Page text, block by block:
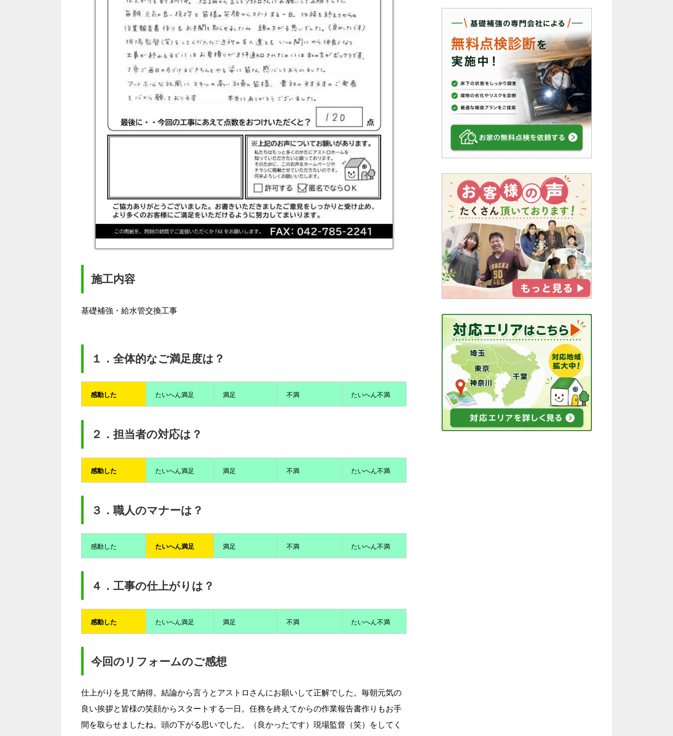
施工内容
基礎補強・給水管交換工事
１．全体的なご満足度は？
感動した たいへん満足 満足 不満 たいへん不満
２．担当者の対応は？
感動した たいへん満足 満足 不満 たいへん不満
３．職人のマナーは？
感動した たいへん満足 満足 不満 たいへん不満
４．工事の仕上がりは？
感動した たいへん満足 満足 不満 たいへん不満
今回のリフォームのご感想
仕上がりを見て納得。結論から言うとアストロさんにお願いして正解でした。毎朝元気の
良い挨拶と皆様の笑顔からスタートする一日。任務を終えてからの作業報告書作りもお手
間を取らせましたね。頭の下がる思いでした。（良かったです）現場監督（笑）をしてく